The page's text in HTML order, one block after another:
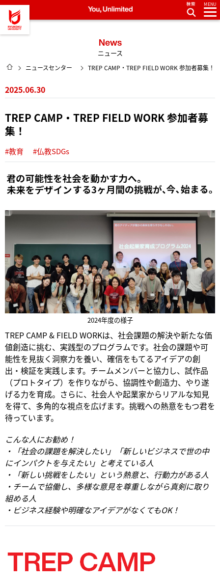
龍谷大学 You, Unlimited
MENU
News
ニュース
HOME
ニュースセンター TREP CAMP・TREP FIELD WORK 参加者募集！
2025.06.30
TREP CAMP・TREP FIELD WORK 参加者募
集！
#教育 #仏教SDGs
2024年度の様子
TREP CAMP & FIELD WORKは、社会課題の解決や新たな価
値創造に挑む、実践型のプログラムです。社会の課題や可
能性を見抜く洞察力を養い、確信をもてるアイデアの創
出・検証を実践します。チームメンバーと協力し、試作品
（プロトタイプ）を作りながら、協調性や創造力、やり遂
げる力を育成。さらに、社会人や起業家からリアルな知見
を得て、多角的な視点を広げます。挑戦への熱意をもつ君を
待っています。​
こんな人にお勧め！
・「社会の課題を解決したい」「新しいビジネスで世の中
にインパクトを与えたい」と考えている人
・「新しい挑戦をしたい」という熱意と、行動力がある人
・チームで協働し、多様な意見を尊重しながら真剣に取り
組める人
・ビジネス経験や明確なアイデアがなくてもOK！